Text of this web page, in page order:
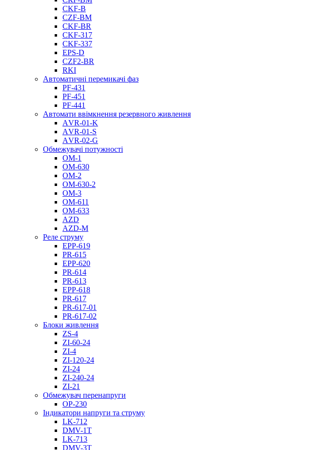
CKF-B
CZF-BM
CKF-BR
CKF-317
CKF-337
EPS-D
CZF2-BR
RKI
Автоматичні перемикачі фаз
PF-431
PF-451
PF-441
Автомати ввімкнення резервного живлення
АVR-01-K
АVR-01-S
АVR-02-G
Обмежувачі потужності
ОМ-1
ОМ-630
ОМ-2
ОМ-630-2
ОМ-3
ОМ-611
ОМ-633
AZD
AZD-M
Реле струму
EPP-619
PR-615
EPP-620
PR-614
PR-613
EPP-618
PR-617
PR-617-01
PR-617-02
Блоки живлення
ZS-4
ZI-60-24
ZI-4
ZI-120-24
ZI-24
ZI-240-24
ZI-21
Обмежувач перенапруги
OP-230
Індикатори напруги та струму
LK-712
DMV-1T
LK-713
DMV-3T